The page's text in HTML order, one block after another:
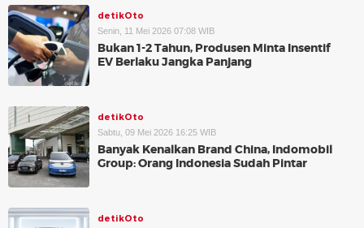
detikOto
Senin, 11 Mei 2026 07:08 WIB
Bukan 1-2 Tahun, Produsen Minta Insentif
EV Berlaku Jangka Panjang
detikOto
Sabtu, 09 Mei 2026 16:25 WIB
Banyak Kenalkan Brand China, Indomobil
Group: Orang Indonesia Sudah Pintar
detikOto